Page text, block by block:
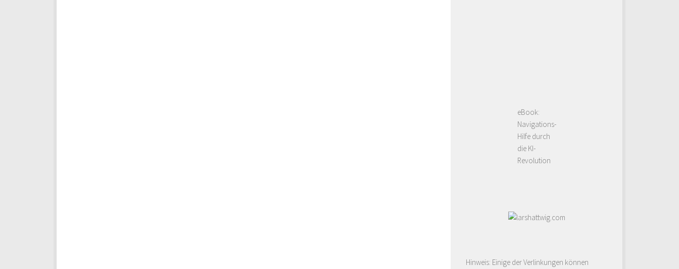
eBook:
Navigations-
Hilfe durch
die KI-
Revolution
Hinweis: Einige der Verlinkungen können